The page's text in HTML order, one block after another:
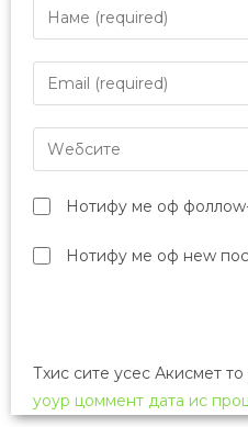
Нотифy ме оф
Нотифy ме оф неw
Тхис сите усес Акисмет
yоур цоммент дата ис